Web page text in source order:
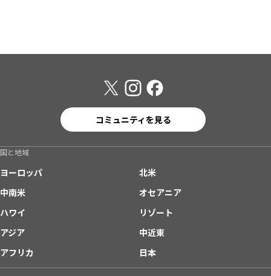
コミュニティを見る
国と地域
ヨーロッパ
北米
中南米
オセアニア
ハワイ
リゾート
アジア
中近東
アフリカ
日本